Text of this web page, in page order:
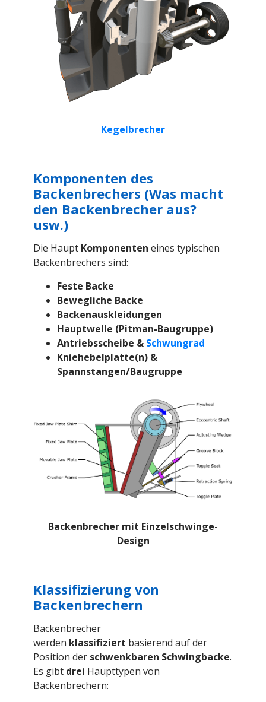
Kegelbrecher
Komponenten des
Backenbrechers (Was macht
den Backenbrecher aus?
usw.)
Die Haupt Komponenten eines typischen
Backenbrechers sind:
Feste Backe
Bewegliche Backe
Backenauskleidungen
Hauptwelle (Pitman-Baugruppe)
Antriebsscheibe & Schwungrad
Kniehebelplatte(n) &
Spannstangen/Baugruppe
Backenbrecher mit Einzelschwinge-
Design
Klassifizierung von
Backenbrechern
Backenbrecher
werden klassifiziert basierend auf der
Position der schwenkbaren Schwingbacke.
Es gibt drei Haupttypen von
Backenbrechern: